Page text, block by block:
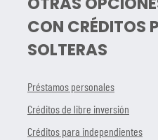
CON CRÉDITOS
SOLTERAS
Préstamos personales
Créditos de libre inversión
Créditos para independientes